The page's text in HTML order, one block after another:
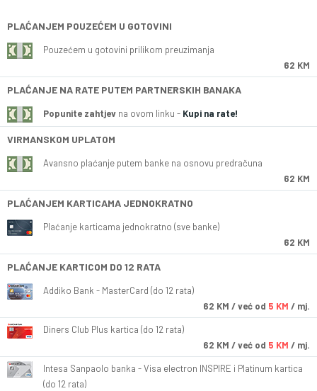
PLAĆANJEM POUZEĆEM U GOTOVINI
Pouzećem u gotovini prilikom preuzimanja
62 KM
PLAĆANJE NA RATE PUTEM PARTNERSKIH BANAKA
Popunite zahtjev na ovom linku - Kupi na rate!
VIRMANSKOM UPLATOM
Avansno plaćanje putem banke na osnovu predračuna
62 KM
PLAĆANJEM KARTICAMA JEDNOKRATNO
Plaćanje karticama jednokratno (sve banke)
62 KM
PLAĆANJE KARTICOM DO 12 RATA
Addiko Bank - MasterCard (do 12 rata)
62 KM / već od 5 KM / mj.
Diners Club Plus kartica (do 12 rata)
62 KM / već od 5 KM / mj.
Intesa Sanpaolo banka - Visa electron INSPIRE i Platinum kartica
(do 12 rata)